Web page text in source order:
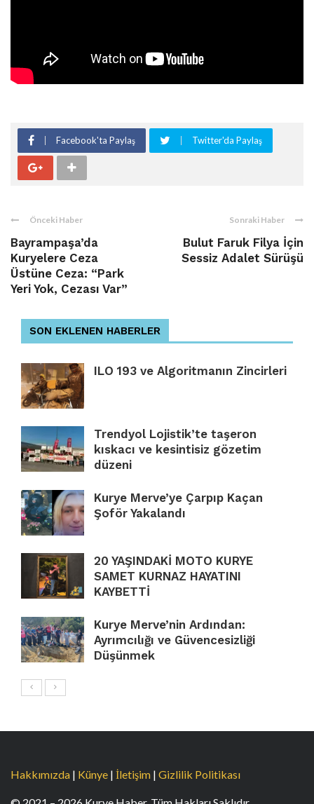
Facebook'ta Paylaş Twitter'da Paylaş
Önceki Haber
Bayrampaşa’da
Kuryelere Ceza
Üstüne Ceza: “Park
Yeri Yok, Cezası Var”
Sonraki Haber
Bulut Faruk Filya İçin
Sessiz Adalet Sürüşü
SON EKLENEN HABERLER
ILO 193 ve Algoritmanın Zincirleri
Trendyol Lojistik’te taşeron
kıskacı ve kesintisiz gözetim
düzeni
Kurye Merve’ye Çarpıp Kaçan
Şoför Yakalandı
20 YAŞINDAKİ MOTO KURYE
SAMET KURNAZ HAYATINI
KAYBETTİ
Kurye Merve’nin Ardından:
Ayrımcılığı ve Güvencesizliği
Düşünmek
Hakkımızda | Künye | İletişim | Gizlilik Politikası